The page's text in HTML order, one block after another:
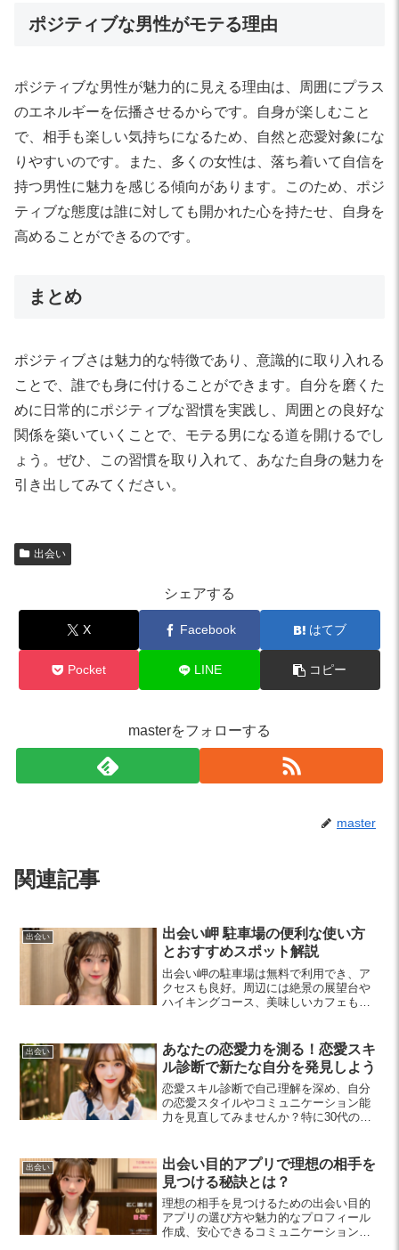
ポジティブな男性がモテる理由
ポジティブな男性が魅力的に見える理由は、周囲にプラス
のエネルギーを伝播させるからです。自身が楽しむこと
で、相手も楽しい気持ちになるため、自然と恋愛対象にな
りやすいのです。また、多くの女性は、落ち着いて自信を
持つ男性に魅力を感じる傾向があります。このため、ポジ
ティブな態度は誰に対しても開かれた心を持たせ、自身を
高めることができるのです。
まとめ
ポジティブさは魅力的な特徴であり、意識的に取り入れる
ことで、誰でも身に付けることができます。自分を磨くた
めに日常的にポジティブな習慣を実践し、周囲との良好な
関係を築いていくことで、モテる男になる道を開けるでし
ょう。ぜひ、この習慣を取り入れて、あなた自身の魅力を
引き出してみてください。
出会い
シェアする
X Facebook はてブ
Pocket LINE コピー
masterをフォローする
master
関連記事
出会い
出会い岬 駐車場の便利な使い方
とおすすめスポット解説
出会い岬の駐車場は無料で利用でき、ア
クセスも良好。周辺には絶景の展望台や
ハイキングコース、美味しいカフェも充
出会い
あなたの恋愛力を測る！恋愛スキ
ル診断で新たな自分を発見しよう
恋愛スキル診断で自己理解を深め、自分
の恋愛スタイルやコミュニケーション能
力を見直してみませんか？特に30代の男
出会い
出会い目的アプリで理想の相手を
見つける秘訣とは？
理想の相手を見つけるための出会い目的
アプリの選び方や魅力的なプロフィール
作成、安心できるコミュニケーション手